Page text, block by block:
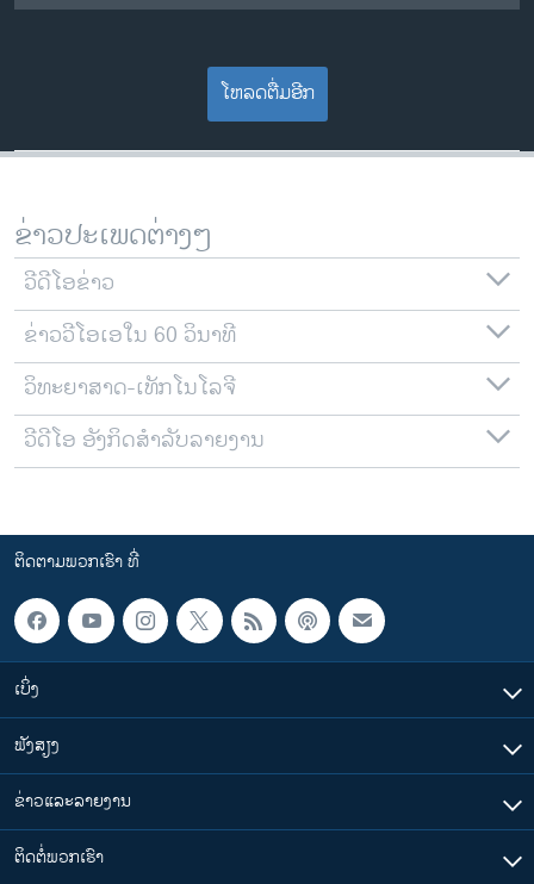
ໂຫລດຕື່ມອີກ
ຂ່າວປະເພດຕ່າງໆ
ວີດີໂອຂ່າວ
ຂ່າວວີໂອເອໃນ 60 ວິນາທີ
ວິທະຍາສາດ-ເທັກໂນໂລຈີ
ວີດີໂອ ອັງກິດສຳລັບລາຍງານ
ຕິດຕາມພວກເຮົາ ທີ່
ເບິ່ງ
ຟັງສຽງ
ຂ່າວແລະລາຍງານ
ຕິດຕໍ່ພວກເຮົາ